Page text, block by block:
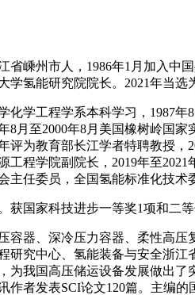
省嵊州市人，1986年1月加入
氢能研究院院长。2021年当选
化学工程学系本科学习，1987
8月至2000年8月美国橡树岭国
评为教育部长江学者特聘教授
工程学院副院长，2019年至
主任委员，全国氢能标准化技术
获国家科技进步一等奖1项和二
容器、深冷压力容器、柔性高
研究中心、氢能装备与安全浙
为我国高压储运设备发展做出
作者发表SCI论文120篇。主编